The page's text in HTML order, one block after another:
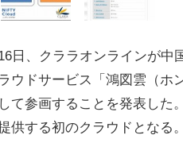
日、クララオンラインが中
ウドサービス「鴻図雲（ホ
て参画することを発表した
供する初のクラウドとなる。